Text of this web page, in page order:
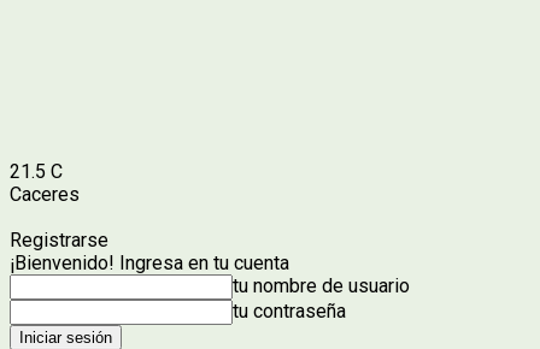
21.5 C
Caceres
Registrarse
¡Bienvenido! Ingresa en tu cuenta
tu nombre de usuario
tu contraseña